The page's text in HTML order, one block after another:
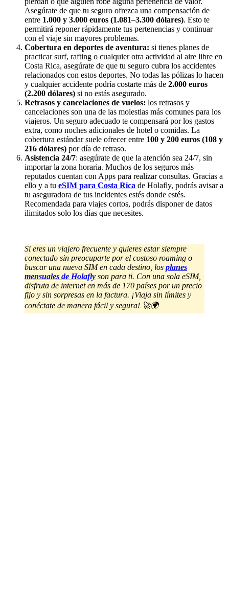
Asegúrate de que tu seguro ofrezca una compensación de
entre 1.000 y 3.000 euros (1.081–3.300 dólares). Esto te
permitirá reponer rápidamente tus pertenencias y continuar
con el viaje sin mayores problemas.
Cobertura en deportes de aventura: si tienes planes de
practicar surf, rafting o cualquier otra actividad al aire libre en
Costa Rica, asegúrate de que tu seguro cubra los accidentes
relacionados con estos deportes. No todas las pólizas lo hacen
y cualquier accidente podría costarte más de 2.000 euros
(2.200 dólares) si no estás asegurado.
Retrasos y cancelaciones de vuelos: los retrasos y
cancelaciones son una de las molestias más comunes para los
viajeros. Un seguro adecuado te compensará por los gastos
extra, como noches adicionales de hotel o comidas. La
cobertura estándar suele ofrecer entre 100 y 200 euros (108 y
216 dólares) por día de retraso.
Asistencia 24/7: asegúrate de que la atención sea 24/7, sin
importar la zona horaria. Muchos de los seguros más
reputados cuentan con Apps para realizar consultas. Gracias a
ello y a tu eSIM para Costa Rica de Holafly, podrás avisar a
tu aseguradora de tus incidentes estés donde estés.
Recomendada para viajes cortos, podrás disponer de datos
ilimitados solo los días que necesites.
Si eres un viajero frecuente y quieres estar siempre
conectado sin preocuparte por el costoso roaming o
buscar una nueva SIM en cada destino, los planes
mensuales de Holafly son para ti. Con una sola eSIM,
disfruta de internet en más de 170 países por un precio
fijo y sin sorpresas en la factura. ¡Viaja sin límites y
conéctate de manera fácil y segura! 🚀🌍